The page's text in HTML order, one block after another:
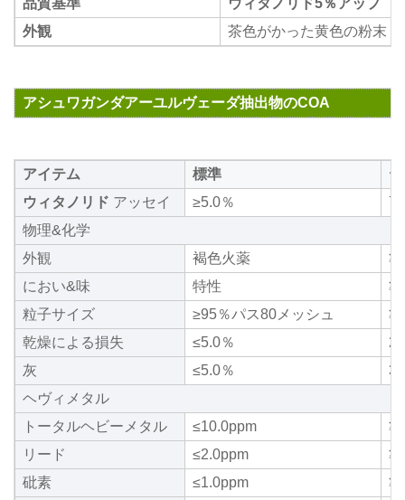
品質基準
ウィタノリド5％アップ
外観
茶色がかった黄色の粉末
アシュワガンダアーユルヴェーダ抽出物のCOA
アイテム 標準
ウィタノリド アッセイ ≥5.0％
物理&化学
外観
褐色火薬
におい&味
特性
粒子サイズ
≥95％パス80メッシュ
乾燥による損失
≤5.0％
灰
≤5.0％
ヘヴィメタル
トータルヘビーメタル
≤10.0ppm
リード
≤2.0ppm
砒素
≤1.0ppm